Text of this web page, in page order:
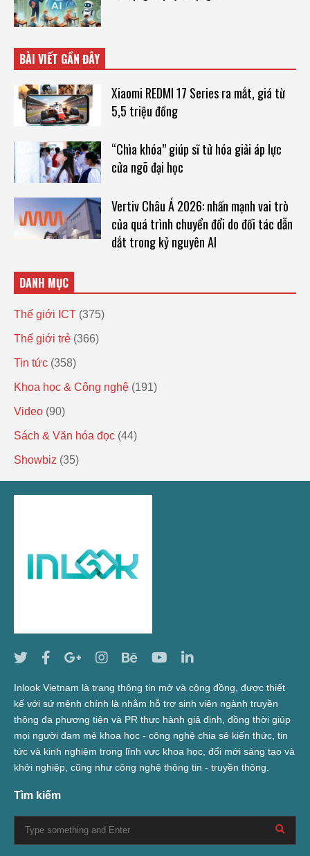
BÀI VIẾT GẦN ĐÂY
Xiaomi REDMI 17 Series ra mắt, giá từ
5,5 triệu đồng
“Chìa khóa” giúp sĩ tử hóa giải áp lực
cửa ngõ đại học
Vertiv Châu Á 2026: nhấn mạnh vai trò
của quá trình chuyển đổi do đối tác dẫn
dắt trong kỷ nguyên AI
DANH MỤC
Thế giới ICT (375)
Thế giới trẻ (366)
Tin tức (358)
Khoa học & Công nghệ (191)
Video (90)
Sách & Văn hóa đọc (44)
Showbiz (35)
Inlook Vietnam là trang thông tin mở và cộng đồng, được thiết
kế với sứ mệnh chính là nhằm hỗ trợ sinh viên ngành truyền
thông đa phương tiện và PR thực hành giả định, đồng thời giúp
mọi người đam mê khoa học - công nghệ chia sẻ kiến thức, tin
tức và kinh nghiệm trong lĩnh vực khoa học, đổi mới sáng tạo và
khởi nghiệp, cũng như công nghệ thông tin - truyền thông.
Tìm kiếm